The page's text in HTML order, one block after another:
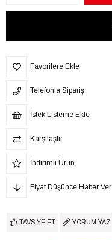
Favorilere Ekle
Telefonla Sipariş
İstek Listeme Ekle
Karşılaştır
İndirimli Ürün
Fiyat Düşünce Haber Ver
TAVSIYE ET YORUM YAZ